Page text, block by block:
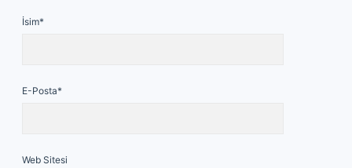
İsim*
E-Posta*
Web Sitesi